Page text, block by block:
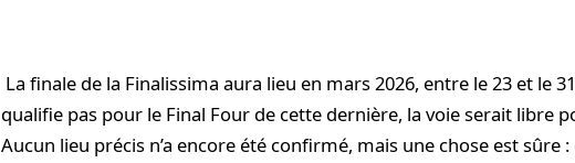
La finale de la Finalissima aura lieu en mars 2026, entre le 23 et le
qualifie pas pour le Final Four de cette dernière, la voie serait libre
Aucun lieu précis n’a encore été confirmé, mais une chose est sûre